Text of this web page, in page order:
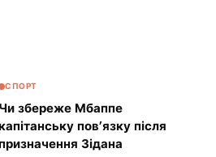
СПОРТ
Чи збереже Мбаппе
пов’язку після
Зідана